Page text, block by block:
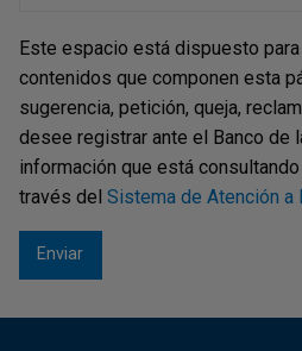
Este espacio está dispuesto
contenidos que componen esta
sugerencia, petición, queja,
desee registrar ante el Banco de
información que está
través del Sistema de Atención a